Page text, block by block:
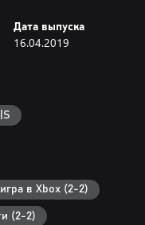
А еще здесь есть
«с шестью
Дата выпуска
16.04.2019
в Xbox (2-2)
(2-2)